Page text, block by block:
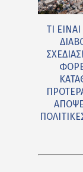
ΤΙ